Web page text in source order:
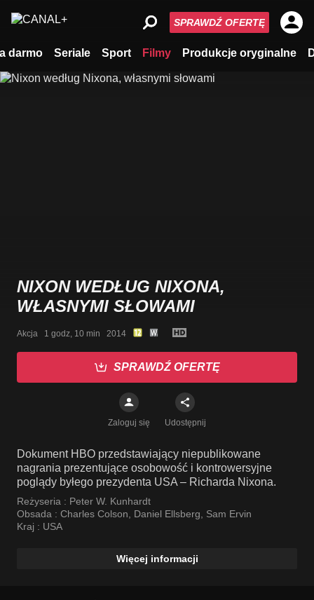
darmo Seriale Sport Filmy Produkcje oryginalne
SPRAWDŹ OFERTĘ
NIXON WEDŁUG NIXONA,
WŁASNYMI SŁOWAMI
Akcja   1 godz, 10 min   2014
SPRAWDŹ OFERTĘ
Zaloguj się Udostępnij
Dokument HBO przedstawiający niepublikowane
nagrania prezentujące osobowość i kontrowersyjne
poglądy byłego prezydenta USA – Richarda Nixona.
Reżyseria : Peter W. Kunhardt
Obsada : Charles Colson Daniel Ellsberg
Sam Ervin
Kraj : USA
Więcej informacji